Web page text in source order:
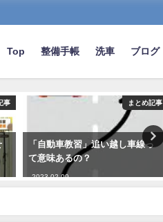
Top 整備手帳 洗車 ブログ
事 まとめ記事
「自動車教習」追い越し車線っ
て意味あるの？
2023-02-09